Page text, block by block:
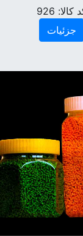
کالا: 926
جزئیات